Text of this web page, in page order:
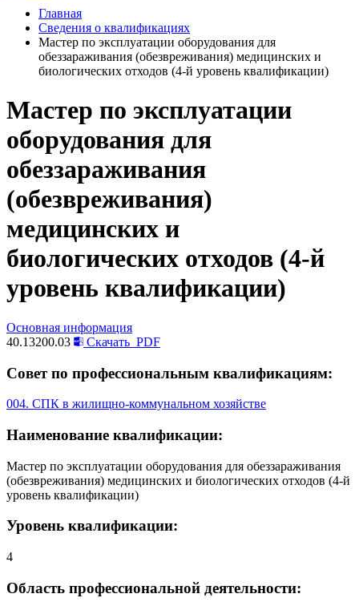
Главная
Сведения о квалификациях
Мастер по эксплуатации оборудования для
обеззараживания (обезвреживания) медицинских и
биологических отходов (4-й уровень квалификации)
Мастер по эксплуатации
оборудования для
обеззараживания
(обезвреживания)
медицинских и
биологических отходов (4-й
уровень квалификации)
Основная информация
40.13200.03
Скачать PDF
Совет по профессиональным квалификациям:
004. СПК в жилищно-коммунальном хозяйстве
Наименование квалификации:
Мастер по эксплуатации оборудования для обеззараживания
(обезвреживания) медицинских и биологических отходов (4-й
уровень квалификации)
Уровень квалификации:
4
Область профессиональной деятельности: